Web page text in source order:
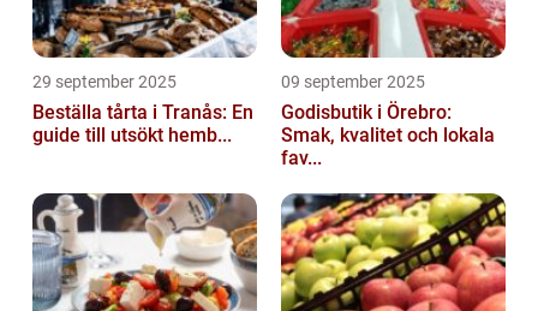
29 september 2025
Beställa tårta i Tranås: En
guide till utsökt hemb...
09 september 2025
Godisbutik i Örebro:
Smak, kvalitet och lokala
fav...